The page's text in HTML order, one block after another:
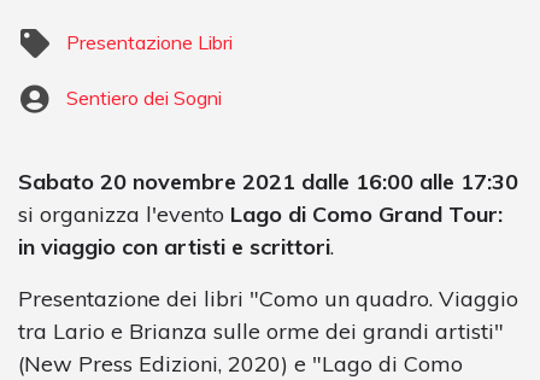
Presentazione Libri
Sentiero dei Sogni
Sabato 20 novembre 2021 dalle 16:00 alle 17:30
si organizza l'evento Lago di Como Grand Tour:
in viaggio con artisti e scrittori.
Presentazione dei libri "Como un quadro. Viaggio
tra Lario e Brianza sulle orme dei grandi artisti"
(New Press Edizioni, 2020) e "Lago di Como